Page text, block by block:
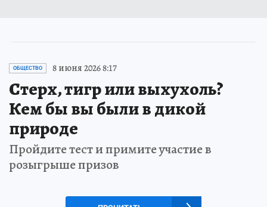
ОБЩЕСТВО 8 июня 2026 8:17
Стерх, тигр или выхухоль?
Кем бы вы были в дикой
природе
Пройдите тест и примите участие в
розыгрыше призов